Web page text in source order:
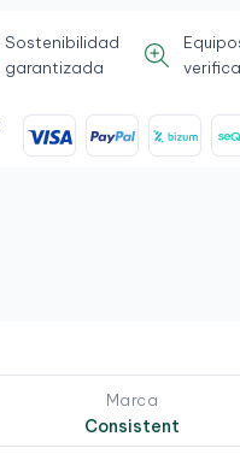
Sostenibilidad
garantizada
Marca
Consistent